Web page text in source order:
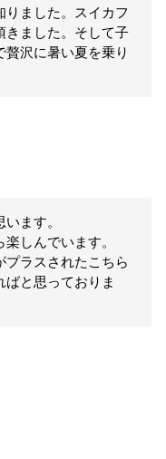
ました。スイカフ
きました。そして子
沢に暑い夏を乗り
ます。
しんでいます。
ラスされたこちら
と思っておりま